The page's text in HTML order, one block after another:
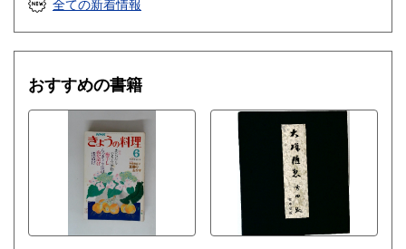
全ての新着情報
おすすめの書籍